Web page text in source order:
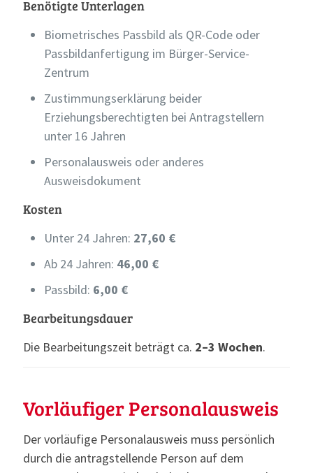
Benötigte Unterlagen
Biometrisches Passbild als QR-Code oder
Passbildanfertigung im Bürger-Service-
Zentrum
Zustimmungserklärung beider
Erziehungsberechtigten bei Antragstellern
unter 16 Jahren
Personalausweis oder anderes
Ausweisdokument
Kosten
Unter 24 Jahren: 27,60 €
Ab 24 Jahren: 46,00 €
Passbild: 6,00 €
Bearbeitungsdauer
Die Bearbeitungszeit beträgt ca. 2–3 Wochen.
Vorläufiger Personalausweis
Der vorläufige Personalausweis muss persönlich
durch die antragstellende Person auf dem